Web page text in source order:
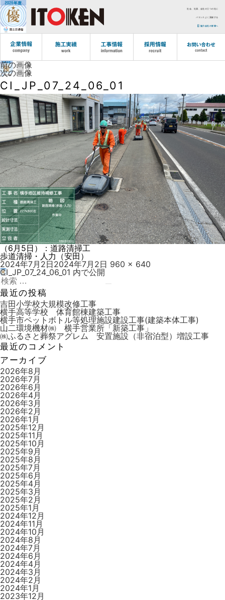
社会、社員、会社の三つの社に
バランスよく貢献する
協力会社の皆様へ
前の画像
次の画像
CI_JP_07_24_06_01
（6月5日）：道路清掃工
歩道清掃・人力（安田）
投
稿
日:
2024年7月2日2024年7月2日 フ
960 × 640
投
稿
ナ
ビ
ゲ
ー
シ
ョ
ン
CI_JP_07_24_06_01 内で公開
検
索:
最近の投稿
吉田小学校大規模改修工事
横手高等学校 体育館棟建築工事
横手市ペットボトル等処理施設建設工事(建築本体工事)
山二環境機材㈱ 横手営業所「新築工事」
㈱ふるさと葬祭アグレム 安置施設（非宿泊型）増設工事
最近のコメント
アーカイブ
2026年8月
2026年7月
2026年6月
2026年4月
2026年3月
2026年2月
2026年1月
2025年12月
2025年11月
2025年10月
2025年9月
2025年8月
2025年7月
2025年6月
2025年4月
2025年3月
2025年2月
2025年1月
2024年12月
2024年11月
2024年10月
2024年8月
2024年7月
2024年6月
2024年4月
2024年3月
2024年2月
2024年1月
2023年12月